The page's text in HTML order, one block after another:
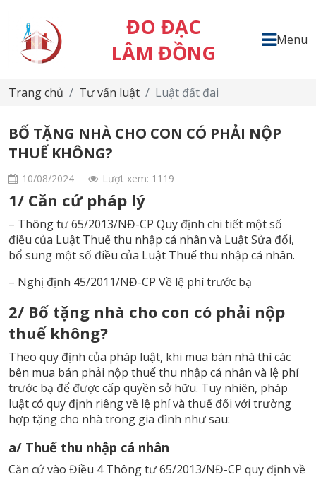
ĐO ĐẠC
LÂM ĐỒNG
Menu
Trang chủ Tư vấn luật Luật đất đai
BỐ TẶNG NHÀ CHO CON CÓ PHẢI NỘP
THUẾ KHÔNG?
10/08/2024 Lượt xem: 1119
1/ Căn cứ pháp lý
– Thông tư 65/2013/NĐ-CP Quy định chi tiết một số
điều của Luật Thuế thu nhập cá nhân và Luật Sửa đổi,
bổ sung một số điều của Luật Thuế thu nhập cá nhân.
– Nghị định 45/2011/NĐ-CP Về lệ phí trước bạ
2/ Bố tặng nhà cho con có phải nộp
thuế không?
Theo quy định của pháp luật, khi mua bán nhà thì các
bên mua bán phải nộp thuế thu nhập cá nhân và lệ phí
trước bạ để được cấp quyền sở hữu. Tuy nhiên, pháp
luật có quy định riêng về lệ phí và thuế đối với trường
hợp tặng cho nhà trong gia đình như sau:
a/ Thuế thu nhập cá nhân
Căn cứ vào Điều 4 Thông tư 65/2013/NĐ-CP quy định về